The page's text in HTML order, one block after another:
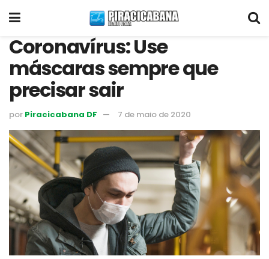
Coronavírus: Use
máscaras sempre que
precisar sair
por Piracicabana DF 7 de maio de 2020